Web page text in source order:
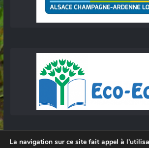
La navigation sur ce site fait appel à